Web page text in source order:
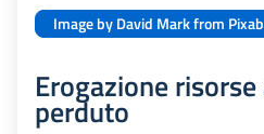
Image by David Mark from
Erogazione
perduto